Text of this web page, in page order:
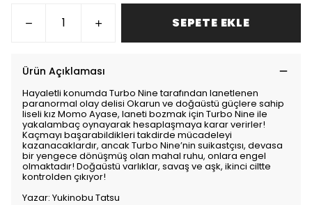
SEPETE EKLE
Ürün Açıklaması
Hayaletli konumda Turbo Nine tarafından lanetlenen
paranormal olay delisi Okarun ve doğaüstü güçlere sahip
liseli kız Momo Ayase, laneti bozmak için Turbo Nine ile
yakalambaç oynayarak hesaplaşmaya karar verirler!
Kaçmayı başarabildikleri takdirde mücadeleyi
kazanacaklardır, ancak Turbo Nine’nin suikastçısı, devasa
bir yengece dönüşmüş olan mahal ruhu, onlara engel
olmaktadır! Doğaüstü varlıklar, savaş ve aşk, ikinci ciltte
kontrolden çıkıyor!
Yazar: Yukinobu Tatsu